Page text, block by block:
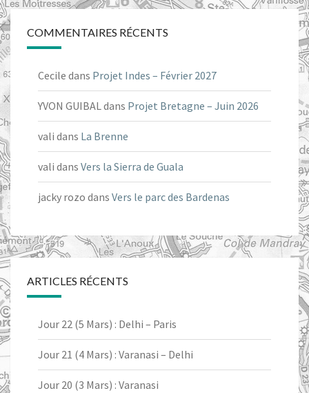
COMMENTAIRES RÉCENTS
Cecile dans Projet Indes – Février 2027
YVON GUIBALdans Projet Bretagne – Juin 2026
vali dans La Brenne
vali dans Vers la Sierra de Guala
jacky rozo dans Vers le parc des Bardenas
ARTICLES RÉCENTS
Jour 22 (5 Mars) : Delhi – Paris
Jour 21 (4 Mars) : Varanasi – Delhi
Jour 20 (3 Mars) : Varanasi